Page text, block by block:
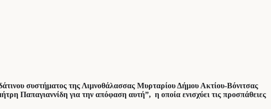
συστήματος της Λιμνοθάλασσας Μυρταρίου Δήμου Ακτίου-Βόνιτσας
για την απόφαση αυτή”, η οποία ενισχύει τις προσπάθειες